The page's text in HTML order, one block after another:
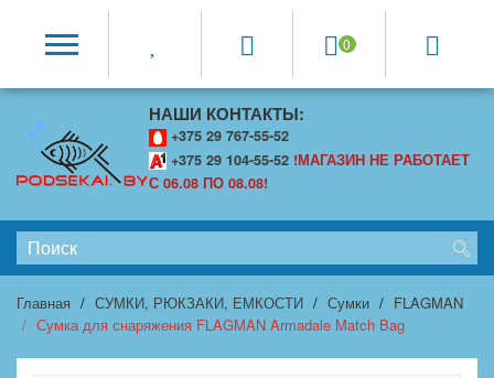
0
НАШИ КОНТАКТЫ:
+375 29 767-55-52
+375 29 104-55-52 !МАГАЗИН НЕ РАБОТАЕТ
С 06.08 ПО 08.08!
Главная СУМКИ, РЮКЗАКИ, ЕМКОСТИ Сумки
FLAGMAN
Сумка для снаряжения FLAGMAN Armadale Match Bag